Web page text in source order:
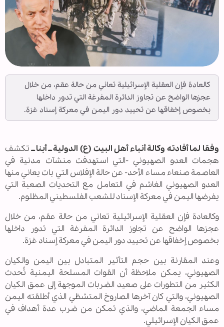
كالعادة فإن العقلية الإسرائيلية تعاني من حالة عقم، من خلال
عجزها الواضح عن تجاوز الدائرة المفرغة التي تدور داخلها
بخصوص إخفاقها عن تحييد دور اليمن في معركة إسناد غزة.
وفقا لما أفادته وكالة أنباء أهل البيت (ع) الدولية ــ أبنا ــتكشف
هجمات العدو الصهيوني -التي استهدفت منشآت مدنية في
العاصمة صنعاء مساء الأحد- عن حالة الإفلاس التي بات يعاني منها
العدو الصهيوني الغاشم في التعامل مع التحديات الصعبة التي
يفرضها اليمن في معركة الإسناد للشعب الفلسطيني المظلوم.
وكالعادة فإن العقلية الإسرائيلية تعاني من حالة عقم، من خلال
عجزها الواضح عن تجاوز الدائرة المفرغة التي تدور داخلها
بخصوص إخفاقها عن تحييد دور اليمن في معركة إسناد غزة.
وعند المقارنة بين حجم التأثير المتبادل بين اليمن والكيان
الصهيوني، يمكن ملاحظة أن القوات المسلحة اليمنية تُحدث
الكثير من التطورات على صعيد الضربات الموجهة إلى عمق الكيان
الصهيوني، والتي كان آخرها الصاروخ المتشظي الذي أطلقته اليمن
مساء الجمعة الماضي، والذي تمكن من ضرب عدة أهداف في
عمق الكيان الإسرائيلي.